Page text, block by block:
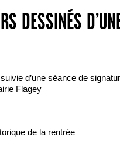
DESSINÉS
d’une séance de
Flagey
de la rentrée